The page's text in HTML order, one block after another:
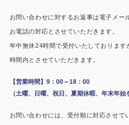
HOME
ニュース一覧
お問い合わせに対するお返事は電子メー
お電話の対応とさせていただきます。
年中無休24時間で受付いたしております
時間内とさせていただきます。
【営業時間】9：00～18：00
（土曜、日曜、祝日、夏期休暇、年末年始
お問い合わせには、受付順に対応させて